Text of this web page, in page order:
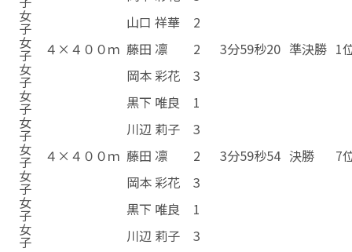
女
子 山口 祥華
2
女
子 ４×４００ｍ 藤田 凛 2 3分59秒20 準決勝 1
女
子 岡本 彩花
3
女
子 黒下 唯良
1
女
子 川辺 莉子
3
女
子 ４×４００ｍ 藤田 凛 2 3分59秒54 決勝
7
女
子 岡本 彩花
3
女
子 黒下 唯良
1
女
子 川辺 莉子
3